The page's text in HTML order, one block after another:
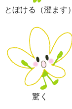
とぼける（澄ます）
驚く